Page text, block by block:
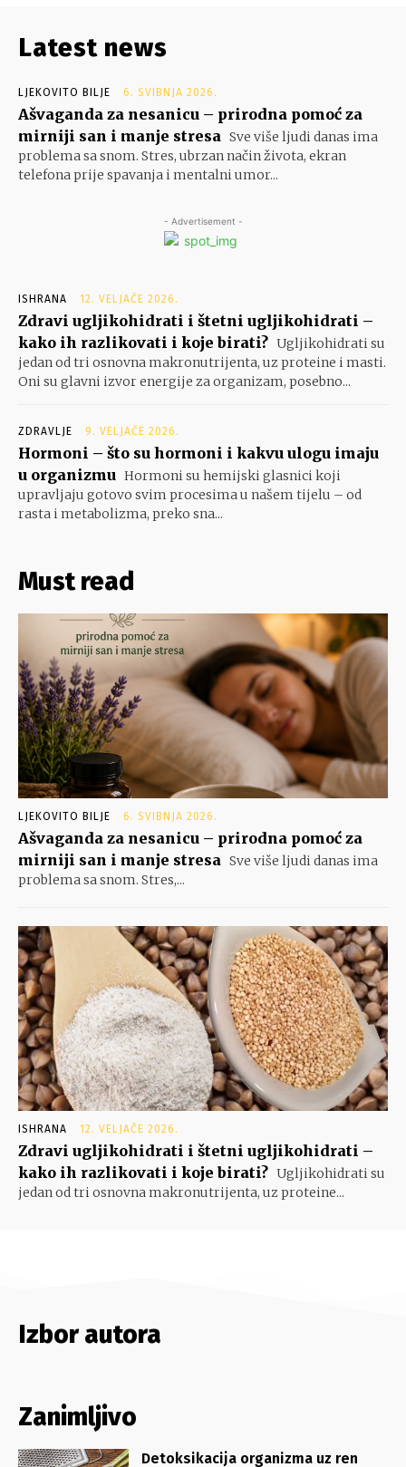
Latest news
LJEKOVITO BILJE 6. SVIBNJA 2026.
Ašvaganda za nesanicu – prirodna pomoć za
mirniji san i manje stresa Sve više ljudi danas ima
problema sa snom. Stres, ubrzan način života, ekran
telefona prije spavanja i mentalni umor...
- Advertisement -
ISHRANA 12. VELJAČE 2026.
Zdravi ugljikohidrati i štetni ugljikohidrati –
kako ih razlikovati i koje birati? Ugljikohidrati su
jedan od tri osnovna makronutrijenta, uz proteine i masti.
Oni su glavni izvor energije za organizam, posebno...
ZDRAVLJE 9. VELJAČE 2026.
Hormoni – što su hormoni i kakvu ulogu imaju
u organizmu Hormoni su hemijski glasnici koji
upravljaju gotovo svim procesima u našem tijelu – od
rasta i metabolizma, preko sna...
Must read
LJEKOVITO BILJE 6. SVIBNJA 2026.
Ašvaganda za nesanicu – prirodna pomoć za
mirniji san i manje stresa Sve više ljudi danas ima
problema sa snom. Stres,...
ISHRANA 12. VELJAČE 2026.
Zdravi ugljikohidrati i štetni ugljikohidrati –
kako ih razlikovati i koje birati? Ugljikohidrati su
jedan od tri osnovna makronutrijenta, uz proteine...
Izbor autora
Zanimljivo
Detoksikacija organizma uz ren